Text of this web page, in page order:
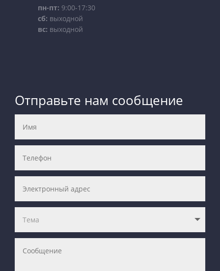
пн-пт: 9:00-17:30
сб: выходной
вс: выходной
Отправьте нам сообщение